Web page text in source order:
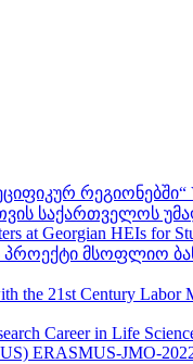
რეგიონებში“
საქართველოს
at Georgian HEIs for
მსოფლიო
the 21st Century Labor
Career in Life
ERASMUS-JMO-